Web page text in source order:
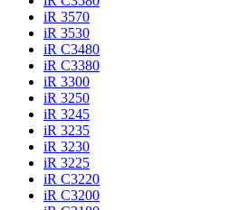
iR 3570
iR 3530
iR C3480
iR C3380
iR 3300
iR 3250
iR 3245
iR 3235
iR 3230
iR 3225
iR C3220
iR C3200